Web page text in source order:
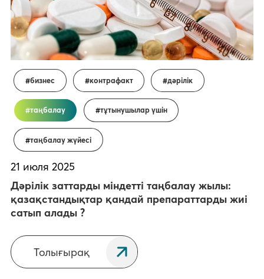
бизнес контрафакт дәрілік
таңбалау тұтынушылар үшін
таңбалау жүйесі
21 июля 2025
Дәрілік заттарды міндетті таңбалау жылы:
қазақстандықтар қандай препараттарды жиі
сатып алады ?
Толығырақ